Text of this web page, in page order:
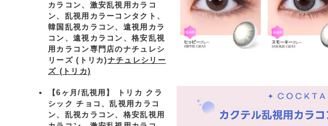
カラコン、激安乱視用カラコ
ン、乱視用カラーコンタクト、
韓国乱視カラコン、遠視用カラ
コン、遠視カラコン、格安乱視
用カラコン専門店のナチュレシ
リーズ (トリカ)ナチュレシリー
ズ (トリカ)
【6ヶ月/乱視用】 トリカ クラ
シック チョコ、乱視用カラコ
ン、乱視カラコン、格安乱視用